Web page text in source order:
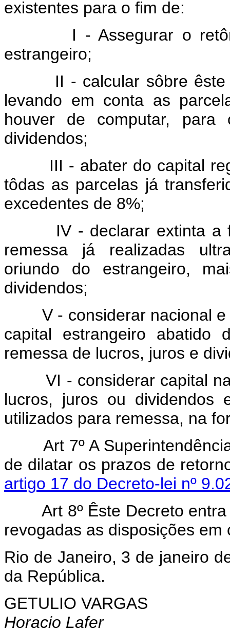
existentes para o fim de:
I - Assegurar o retôrno
estrangeiro;
II - calcular sôbre êste
levando em conta as
houver de computar,
dividendos;
III - abater do capital
tôdas as parcelas já
excedentes de 8%;
IV - declarar extinta a
remessa já realizadas
oriundo do estrangeiro,
dividendos;
V - considerar nacional e
capital estrangeiro abatido
remessa de lucros, juros e
VI - considerar capital
lucros, juros ou dividendos
utilizados para remessa, na
Art 7º A Superintendência
de dilatar os prazos de
artigo 17 do Decreto-lei nº
Art 8º Êste Decreto entra
revogadas as disposições em
Rio de Janeiro, 3 de janeiro
da República.
GETULIO VARGAS
Horacio Lafer